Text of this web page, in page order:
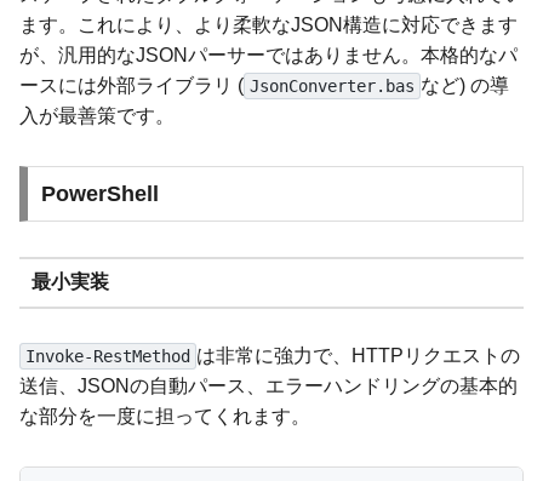
ます。これにより、より柔軟なJSON構造に対応できます
が、汎用的なJSONパーサーではありません。本格的なパ
ースには外部ライブラリ ( JsonConverter.bas など) の導
入が最善策です。
PowerShell
最小実装
Invoke-RestMethod は非常に強力で、HTTPリクエストの
送信、JSONの自動パース、エラーハンドリングの基本的
な部分を一度に担ってくれます。